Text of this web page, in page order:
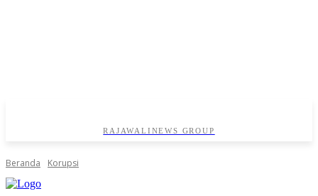
RAJAWALINEWS GROUP
Beranda Korupsi